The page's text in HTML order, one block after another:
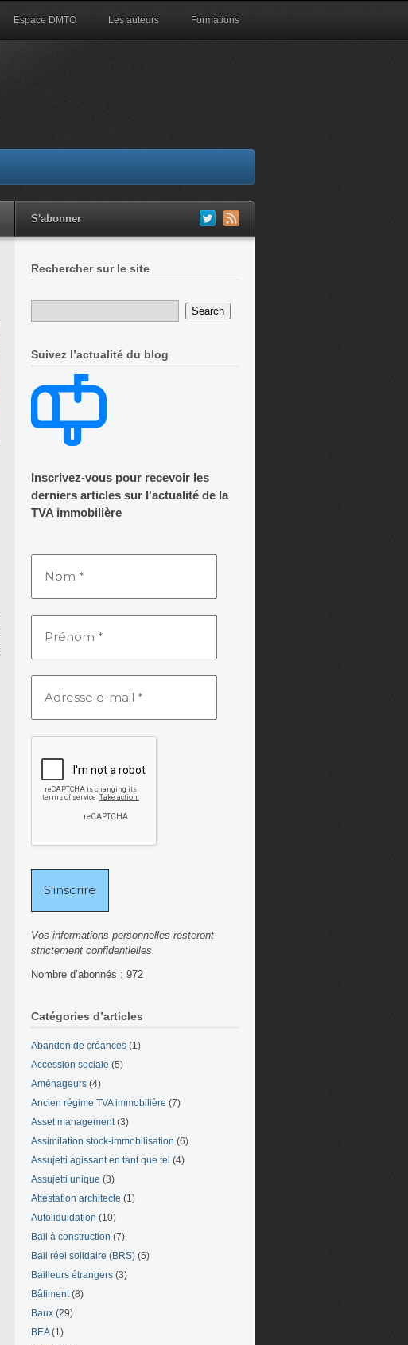
Espace DMTO Les auteurs Formations
S'abonner
Rechercher sur le site
Suivez l’actualité du blog
Inscrivez-vous pour recevoir les
derniers articles sur l'actualité de la
TVA immobilière
Vos informations personnelles resteront
strictement confidentielles.
Nombre d’abonnés : 972
Catégories d’articles
Abandon de créances (1)
Accession sociale (5)
Aménageurs (4)
Ancien régime TVA immobilière (7)
Asset management(3)
Assimilation stock-immobilisation (6)
Assujetti agissant en tant que tel (4)
Assujetti unique (3)
Attestation architecte (1)
Autoliquidation (10)
Bail à construction (7)
Bail réel solidaire (BRS) (5)
Bailleurs étrangers (3)
Bâtiment(8)
Baux (29)
BEA(1)